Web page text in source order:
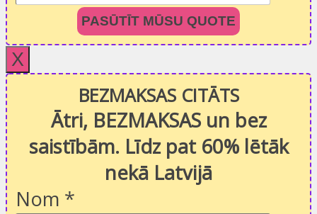
PASŪTĪT MŪSU QUOTE
X
BEZMAKSAS CITĀTS
Ātri, BEZMAKSAS un bez
saistībām. Līdz pat 60% lētāk
nekā Latvijā
Nom *